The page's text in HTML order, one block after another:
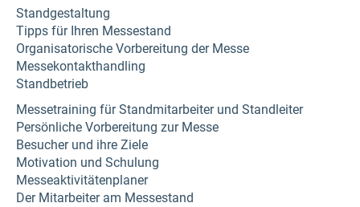
Standgestaltung
Tipps für Ihren Messestand
Organisatorische Vorbereitung der Messe
Messekontakthandling
Standbetrieb
Messetraining für Standmitarbeiter und Standleiter
Persönliche Vorbereitung zur Messe
Besucher und ihre Ziele
Motivation und Schulung
Messeaktivitätenplaner
Der Mitarbeiter am Messestand